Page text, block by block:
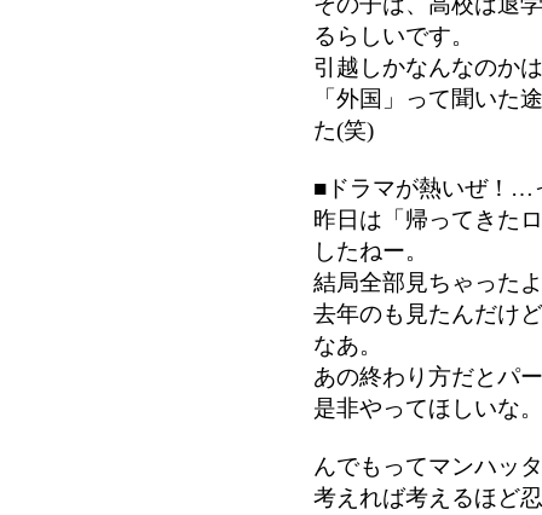
るらしいです。
引越しかなんなのか
「外国」って聞いた
た(笑)
■ドラマが熱いぜ！…
昨日は「帰ってきた
したねー。
結局全部見ちゃった
去年のも見たんだけ
なあ。
あの終わり方だとパ
是非やってほしいな。
んでもってマンハッ
考えれば考えるほど